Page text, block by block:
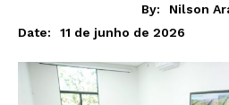
By:
Nilson
Date:
11 de junho de 2026